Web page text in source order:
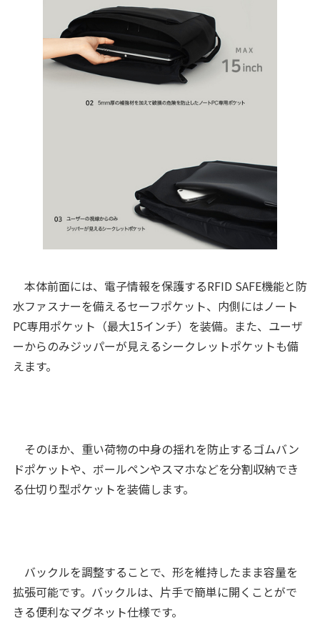
本体前面には、電子情報を保護するRFID SAFE機能と防
水ファスナーを備えるセーフポケット、内側にはノート
PC専用ポケット（最大15インチ）を装備。また、ユーザ
ーからのみジッパーが見えるシークレットポケットも備
えます。
そのほか、重い荷物の中身の揺れを防止するゴムバン
ドポケットや、ボールペンやスマホなどを分割収納でき
る仕切り型ポケットを装備します。
バックルを調整することで、形を維持したまま容量を
拡張可能です。バックルは、片手で簡単に開くことがで
きる便利なマグネット仕様です。